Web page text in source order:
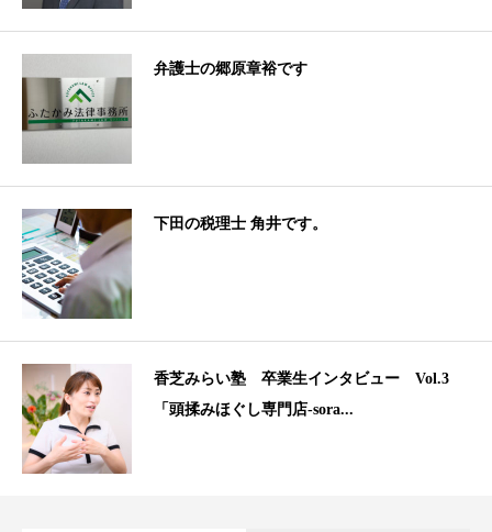
弁護士の郷原章裕です
下田の税理士 角井です。
香芝みらい塾 卒業生インタビュー Vol.3
「頭揉みほぐし専門店-sora...